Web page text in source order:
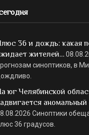
36 и дождь: какая
жителей…
синоптиков, в
юг Челябинской
аномальный
Синоптики
36 градусов.